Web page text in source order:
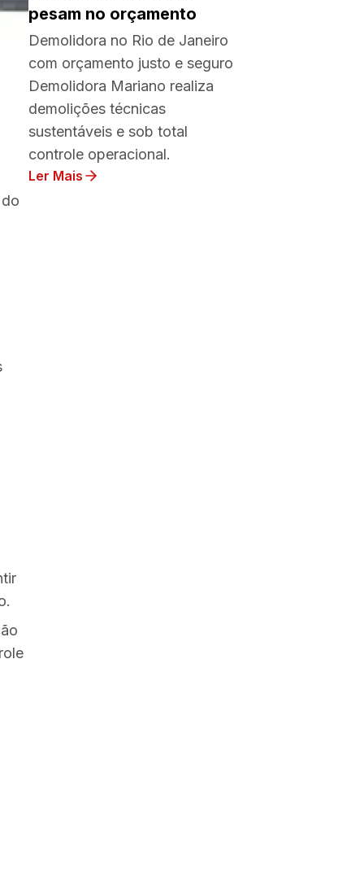
pesam no orçamento
Demolidora no Rio de Janeiro
com orçamento justo e seguro
Demolidora Mariano realiza
demolições técnicas
sustentáveis e sob total
controle operacional.
Ler Mais